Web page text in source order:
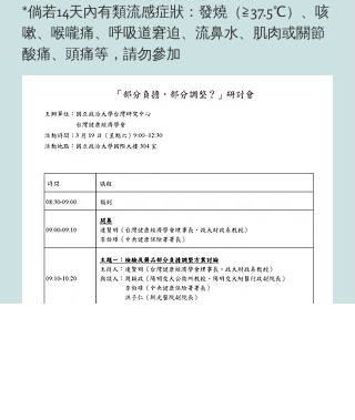
*倘若14天內有類流感症狀：發燒（≧37.5℃）、咳
嗽、喉嚨痛、呼吸道窘迫、流鼻水、肌肉或關節
酸痛、頭痛等，請勿參加